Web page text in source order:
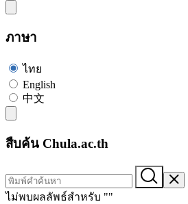
ภาษา
ไทย
English
中文
สืบค้น Chula.ac.th
ไม่พบผลลัพธ์สำหรับ ""